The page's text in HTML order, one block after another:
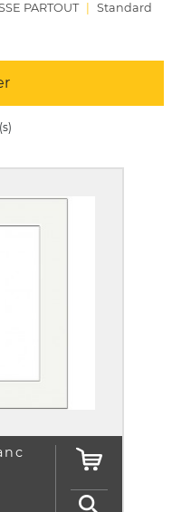
PARTOUT Standard
